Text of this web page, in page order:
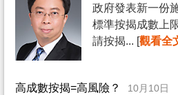
政府發表新一份
標準按揭成數上
請按揭... [觀看全
高成數按揭=高風險？ 10月10日